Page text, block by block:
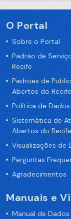
O Portal
Sobre o Portal
Padrão de
Recife
Padrões de
Abertos do Recife
Política de
Sistemática de
Abertos do Recife
Visualizações de
Perguntas
Agradecimentos
Manuais e
Manual de